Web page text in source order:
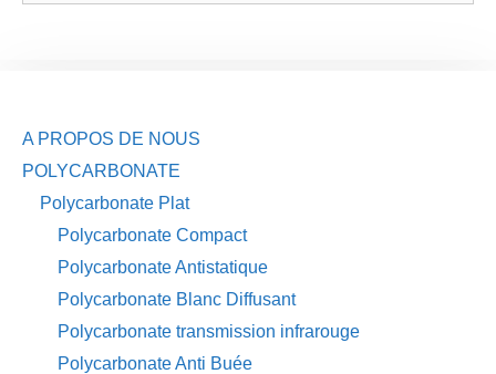
A PROPOS DE NOUS
POLYCARBONATE
Polycarbonate Plat
Polycarbonate Compact
Polycarbonate Antistatique
Polycarbonate Blanc Diffusant
Polycarbonate transmission infrarouge
Polycarbonate Anti Buée